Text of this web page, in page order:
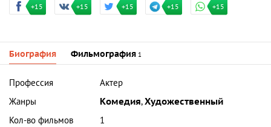
+15 +15 +15 +15 +15
Биография Фильмография 1
Профессия
Актер
Жанры
Комедия,Художественный
Кол-во фильмов
1